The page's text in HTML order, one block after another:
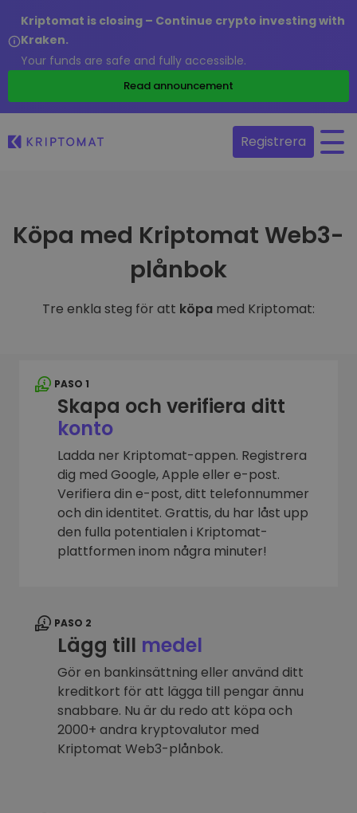
Kriptomat is closing – Continue crypto investing with
Kraken.
Your funds are safe and fully accessible.
Read announcement
Registrera
Köpa med Kriptomat Web3-
plånbok
Tre enkla steg för att köpa med Kriptomat:
PASO 1
Skapa och verifiera ditt
konto
Ladda ner Kriptomat-appen. Registrera
dig med Google, Apple eller e-post.
Verifiera din e-post, ditt telefonnummer
och din identitet. Grattis, du har låst upp
den fulla potentialen i Kriptomat-
plattformen inom några minuter!
PASO 2
Lägg till medel
Gör en bankinsättning eller använd ditt
kreditkort för att lägga till pengar ännu
snabbare. Nu är du redo att köpa och
2000+ andra kryptovalutor med
Kriptomat Web3-plånbok.